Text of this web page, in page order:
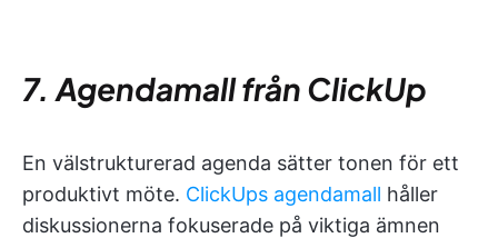
7. Agendamall från ClickUp
En välstrukturerad agenda sätter tonen för ett
produktivt möte. ClickUps agendamall håller
diskussionerna fokuserade på viktiga ämnen